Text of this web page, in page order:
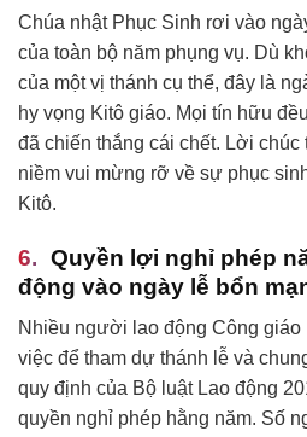
Chúa nhật Phục Sinh rơi vào
của toàn bộ năm phụng vụ. Dù
của một vị thánh cụ thể, đây là
hy vọng Kitô giáo. Mọi tín hữu
đã chiến thắng cái chết. Lời chúc
niềm vui mừng rỡ về sự phục
Kitô.
Quyền lợi nghỉ phép
động vào ngày lễ bổn
Nhiều người lao động Công
việc để tham dự thánh lễ và
quy định của Bộ luật Lao động
quyền nghỉ phép hằng năm. Số